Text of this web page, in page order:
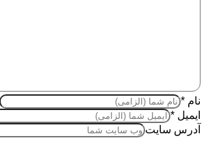
نام *
ایمیل *
آدرس سایت